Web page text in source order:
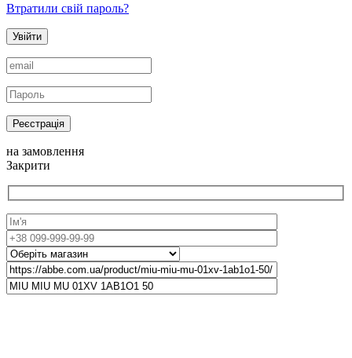
Втратили свій пароль?
Увійти
Реєстрація
на замовлення
Закрити